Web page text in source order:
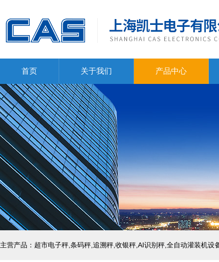
首页 关于我们 产品中心
主营产品：超市电子秤,条码秤,追溯秤,收银秤,AI识别秤,全自动灌装机设